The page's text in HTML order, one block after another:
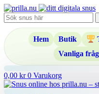
Hoppa
till
innehåll
Hem
Butik
Vanliga
0,00 kr 0 Varukorg